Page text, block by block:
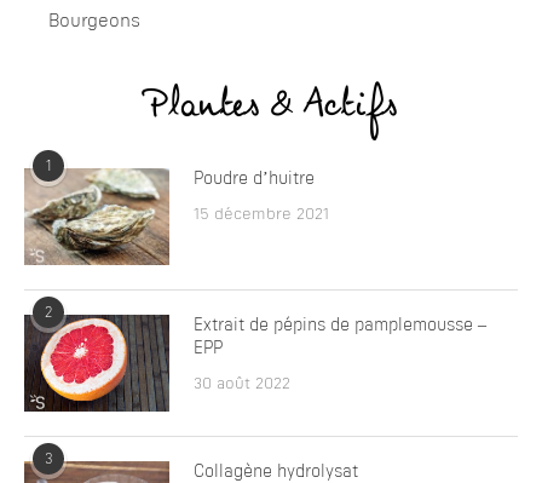
Bourgeons
Plantes & Actifs
Poudre d’huitre
15 décembre 2021
2
Extrait de pépins de pamplemousse –
EPP
30 août 2022
3
Collagène hydrolysat